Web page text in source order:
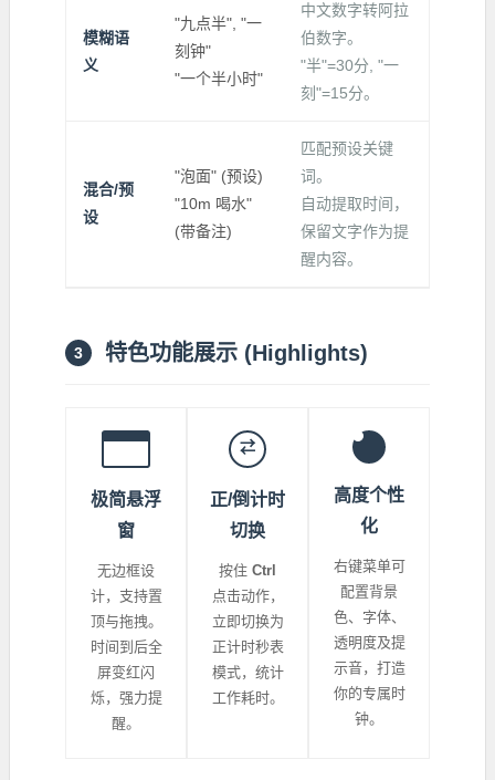
模糊语
义
"九点半", "一
刻钟"
"一个半小时"
中文数字转阿拉
伯数字。
"半"=30分, "一
刻"=15分。
混合/预
设
"泡面" (预设)
"10m 喝水"
(带备注)
匹配预设关键
词。
自动提取时间，
保留文字作为提
醒内容。
3 特色功能展示 (Highlights)
极简悬浮
窗
无边框设
计，支持置
顶与拖拽。
时间到后全
屏变红闪
烁，强力提
醒。
⇄
正/倒计时
切换
按住 Ctrl
点击动作，
立即切换为
正计时秒表
模式，统计
工作耗时。
高度个性
化
右键菜单可
配置背景
色、字体、
透明度及提
示音，打造
你的专属时
钟。